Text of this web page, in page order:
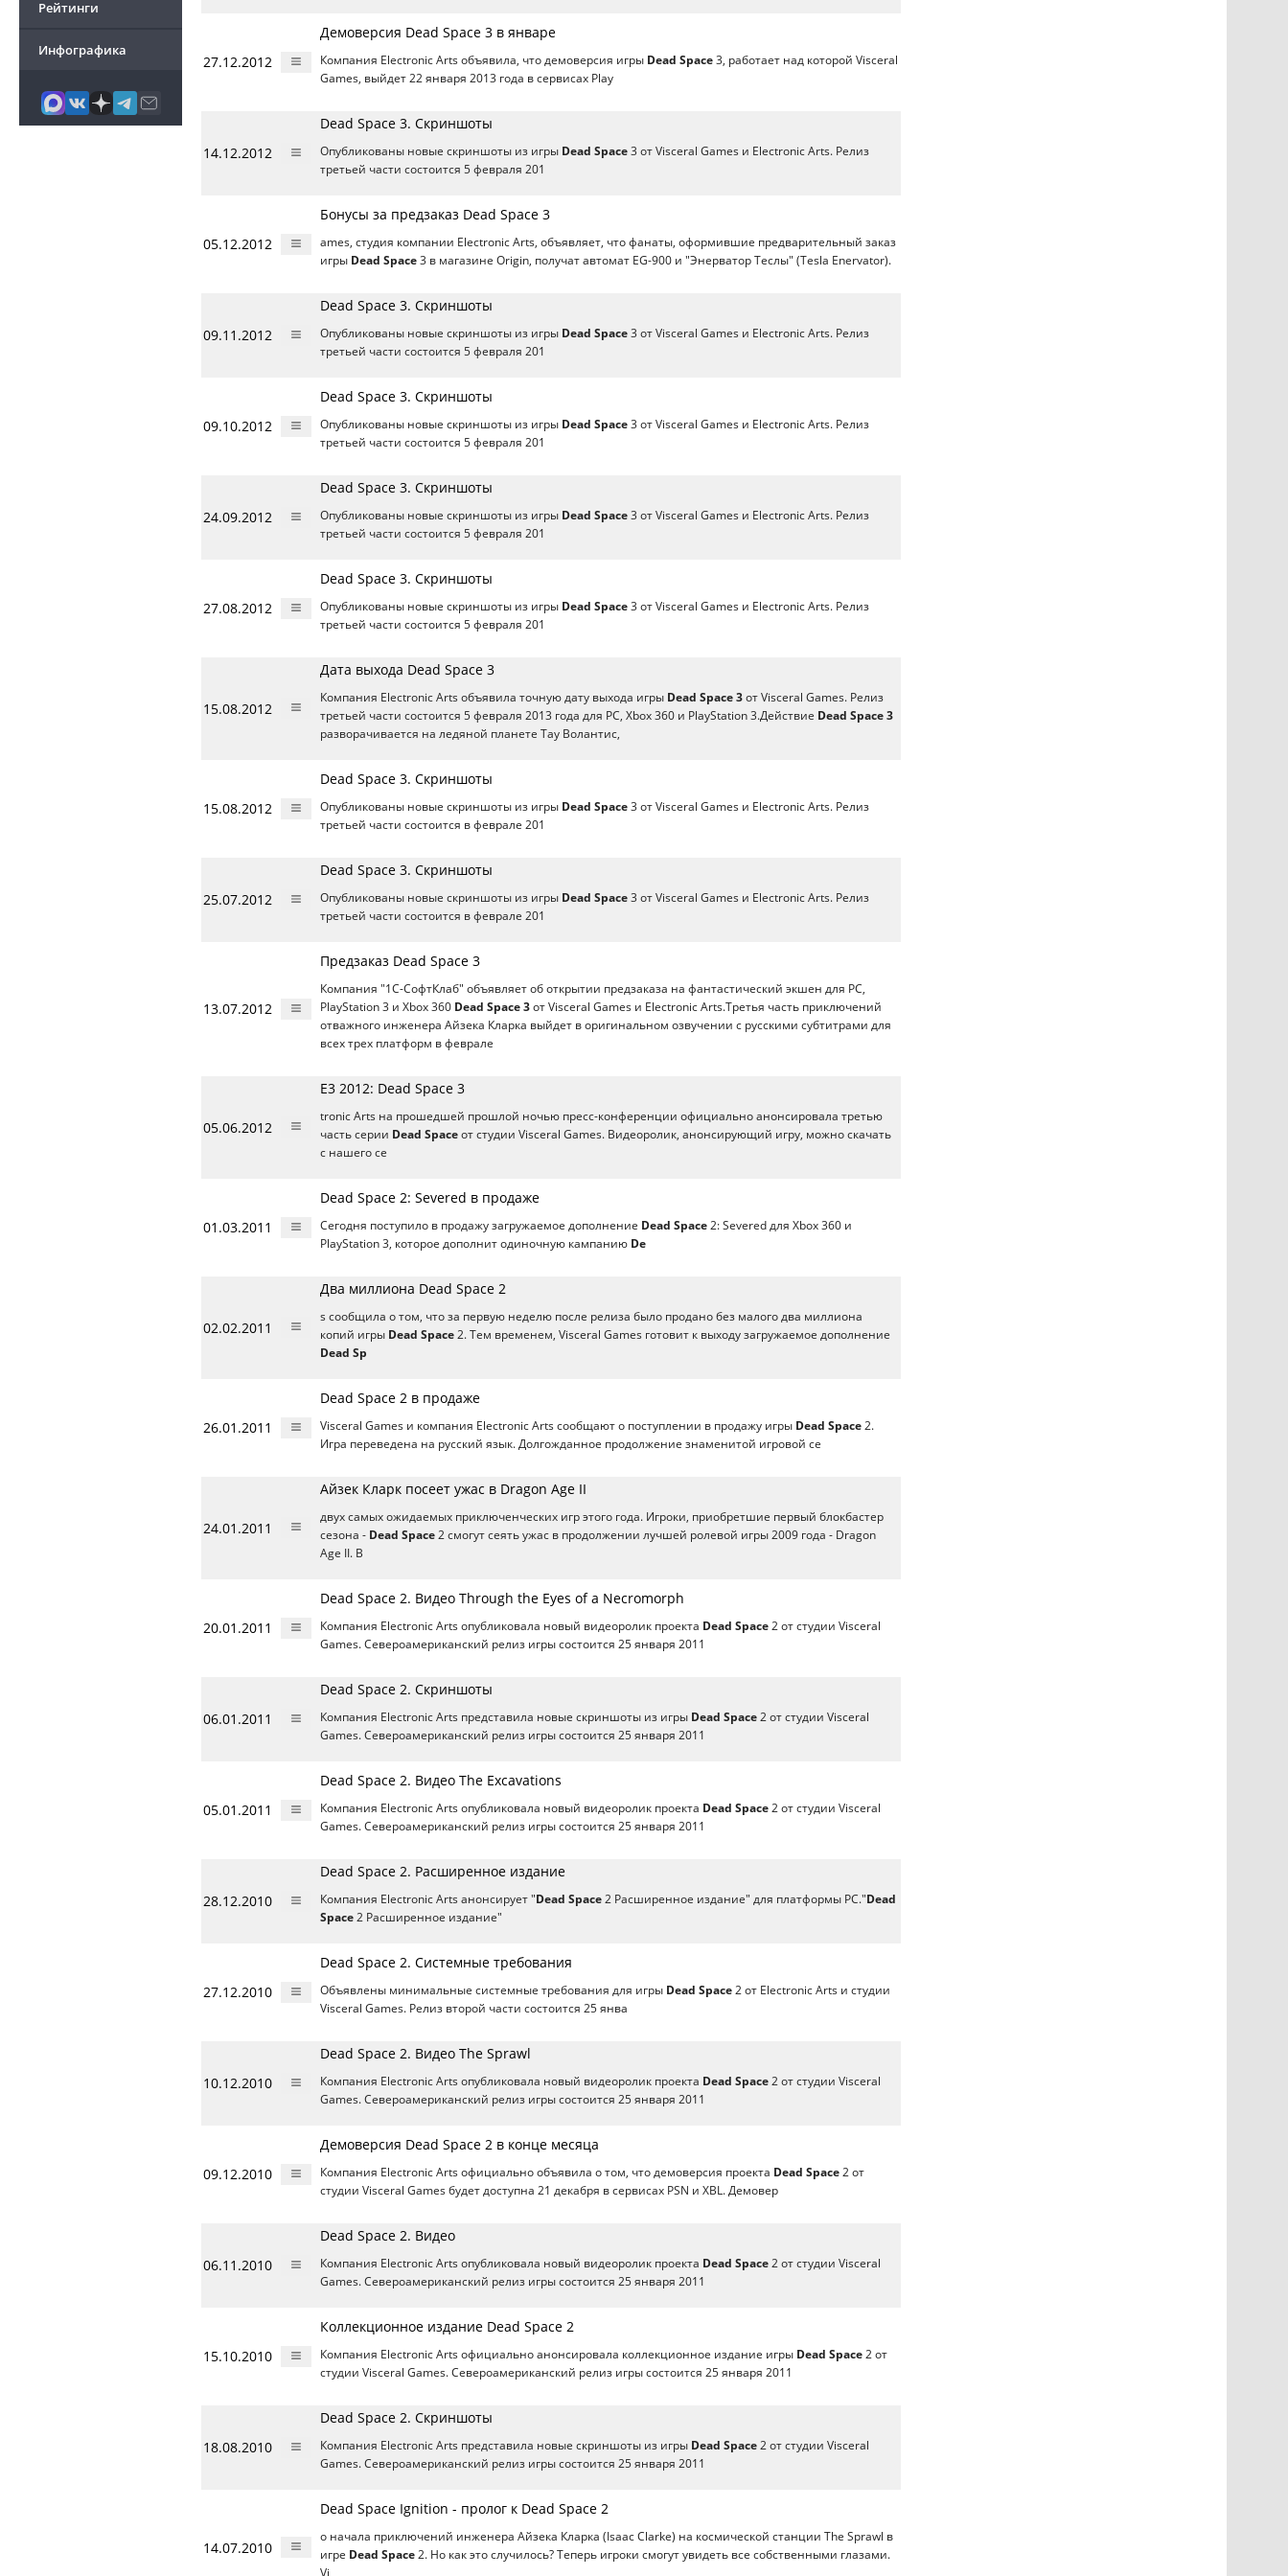
Рейтинги
Инфографика
27.12.2012
Демоверсия Dead Space 3 в январе
Компания Electronic Arts объявила, что демоверсия игры Dead Space 3, работает над которой Visceral
Games, выйдет 22 января 2013 года в сервисах Play
14.12.2012
Dead Space 3. Скриншоты
Опубликованы новые скриншоты из игры Dead Space 3 от Visceral Games и Electronic Arts. Релиз
третьей части состоится 5 февраля 201
05.12.2012
Бонусы за предзаказ Dead Space 3
ames, студия компании Electronic Arts, объявляет, что фанаты, оформившие предварительный заказ
игры Dead Space 3 в магазине Origin, получат автомат EG-900 и "Энерватор Теслы" (Tesla Enervator).
09.11.2012
Dead Space 3. Скриншоты
Опубликованы новые скриншоты из игры Dead Space 3 от Visceral Games и Electronic Arts. Релиз
третьей части состоится 5 февраля 201
09.10.2012
Dead Space 3. Скриншоты
Опубликованы новые скриншоты из игры Dead Space 3 от Visceral Games и Electronic Arts. Релиз
третьей части состоится 5 февраля 201
24.09.2012
Dead Space 3. Скриншоты
Опубликованы новые скриншоты из игры Dead Space 3 от Visceral Games и Electronic Arts. Релиз
третьей части состоится 5 февраля 201
27.08.2012
Dead Space 3. Скриншоты
Опубликованы новые скриншоты из игры Dead Space 3 от Visceral Games и Electronic Arts. Релиз
третьей части состоится 5 февраля 201
15.08.2012
Дата выхода Dead Space 3
Компания Electronic Arts объявила точную дату выхода игры Dead Space 3 от Visceral Games. Релиз
третьей части состоится 5 февраля 2013 года для РС, Xbox 360 и PlayStation 3.Действие Dead Space 3
разворачивается на ледяной планете Тау Волантис,
15.08.2012
Dead Space 3. Скриншоты
Опубликованы новые скриншоты из игры Dead Space 3 от Visceral Games и Electronic Arts. Релиз
третьей части состоится в феврале 201
25.07.2012
Dead Space 3. Скриншоты
Опубликованы новые скриншоты из игры Dead Space 3 от Visceral Games и Electronic Arts. Релиз
третьей части состоится в феврале 201
13.07.2012
Предзаказ Dead Space 3
Компания "1С-СофтКлаб" объявляет об открытии предзаказа на фантастический экшен для PC,
PlayStation 3 и Xbox 360 Dead Space 3 от Visceral Games и Electronic Arts.Третья часть приключений
отважного инженера Айзека Кларка выйдет в оригинальном озвучении с русскими субтитрами для
всех трех платформ в феврале
05.06.2012
Е3 2012: Dead Space 3
tronic Arts на прошедшей прошлой ночью пресс-конференции официально анонсировала третью
часть серии Dead Space от студии Visceral Games. Видеоролик, анонсирующий игру, можно скачать
с нашего се
01.03.2011
Dead Space 2: Severed в продаже
Сегодня поступило в продажу загружаемое дополнение Dead Space 2: Severed для Xbox 360 и
PlayStation 3, которое дополнит одиночную кампанию De
02.02.2011
Два миллиона Dead Space 2
s сообщила о том, что за первую неделю после релиза было продано без малого два миллиона
копий игры Dead Space 2. Тем временем, Visceral Games готовит к выходу загружаемое дополнение
Dead Sp
26.01.2011
Dead Space 2 в продаже
Visceral Games и компания Electronic Arts сообщают о поступлении в продажу игры Dead Space 2.
Игра переведена на русский язык. Долгожданное продолжение знаменитой игровой се
24.01.2011
Айзек Кларк посеет ужас в Dragon Age II
двух самых ожидаемых приключенческих игр этого года. Игроки, приобретшие первый блокбастер
сезона - Dead Space 2 смогут сеять ужас в продолжении лучшей ролевой игры 2009 года - Dragon
Age II. В
20.01.2011
Dead Space 2. Видео Through the Eyes of a Necromorph
Компания Electronic Arts опубликовала новый видеоролик проекта Dead Space 2 от студии Visceral
Games. Североамериканский релиз игры состоится 25 января 2011
06.01.2011
Dead Space 2. Скриншоты
Компания Electronic Arts представила новые скриншоты из игры Dead Space 2 от студии Visceral
Games. Североамериканский релиз игры состоится 25 января 2011
05.01.2011
Dead Space 2. Видео The Excavations
Компания Electronic Arts опубликовала новый видеоролик проекта Dead Space 2 от студии Visceral
Games. Североамериканский релиз игры состоится 25 января 2011
28.12.2010
Dead Space 2. Расширенное издание
Компания Electronic Arts анонсирует "Dead Space 2 Расширенное издание" для платформы РС."Dead
Space 2 Расширенное издание"
27.12.2010
Dead Space 2. Системные требования
Объявлены минимальные системные требования для игры Dead Space 2 от Electronic Arts и студии
Visceral Games. Релиз второй части состоится 25 янва
10.12.2010
Dead Space 2. Видео The Sprawl
Компания Electronic Arts опубликовала новый видеоролик проекта Dead Space 2 от студии Visceral
Games. Североамериканский релиз игры состоится 25 января 2011
09.12.2010
Демоверсия Dead Space 2 в конце месяца
Компания Electronic Arts официально объявила о том, что демоверсия проекта Dead Space 2 от
студии Visceral Games будет доступна 21 декабря в сервисах PSN и XBL. Демовер
06.11.2010
Dead Space 2. Видео
Компания Electronic Arts опубликовала новый видеоролик проекта Dead Space 2 от студии Visceral
Games. Североамериканский релиз игры состоится 25 января 2011
15.10.2010
Коллекционное издание Dead Space 2
Компания Electronic Arts официально анонсировала коллекционное издание игры Dead Space 2 от
студии Visceral Games. Североамериканский релиз игры состоится 25 января 2011
18.08.2010
Dead Space 2. Скриншоты
Компания Electronic Arts представила новые скриншоты из игры Dead Space 2 от студии Visceral
Games. Североамериканский релиз игры состоится 25 января 2011
14.07.2010
Dead Space Ignition - пролог к Dead Space 2
о начала приключений инженера Айзека Кларка (Isaac Clarke) на космической станции The Sprawl в
игре Dead Space 2. Но как это случилось? Теперь игроки смогут увидеть все собственными глазами.
Vi